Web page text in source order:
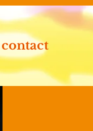
contact